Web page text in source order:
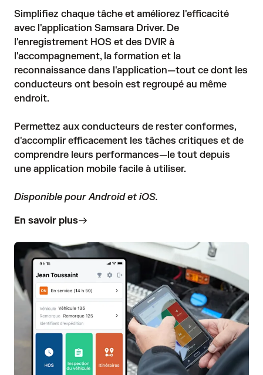
Simplifiez chaque tâche et améliorez l'efficacité
avec l'application Samsara Driver. De
l'enregistrement HOS et des DVIR à
l'accompagnement, la formation et la
reconnaissance dans l'application—tout ce dont les
conducteurs ont besoin est regroupé au même
endroit.
Permettez aux conducteurs de rester conformes,
d'accomplir efficacement les tâches critiques et de
comprendre leurs performances—le tout depuis
une application mobile facile à utiliser.
Disponible pour Android et iOS.
En savoir plus